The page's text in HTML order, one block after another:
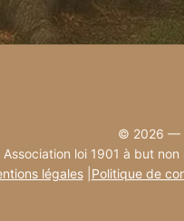
© 2026 —
Association loi 1901 à but
légales| Politique de